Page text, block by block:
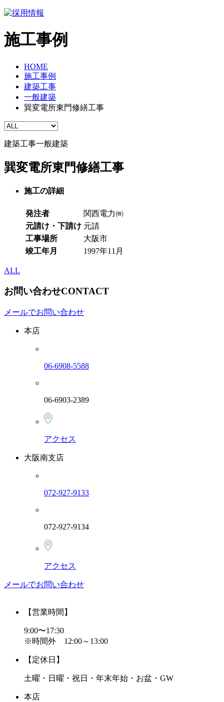
施工事例
HOME
施工事例
建築工事
一般建築
巽変電所東門修繕工事
建築工事一般建築
巽変電所東門修繕工事
施工の詳細
発注者
関西電力㈱
元請け・下請け 元請
工事場所
大阪市
竣工年月
1997年11月
ALL
お問い合わせCONTACT
メールでお問い合わせ
本店
06-6908-5588
06-6903-2389
アクセス
大阪南支店
072-927-9133
072-927-9134
アクセス
メールでお問い合わせ
【営業時間】
9:00〜17:30
※時間外 12:00～13:00
【定休日】
土曜・日曜・祝日・年末年始・お盆・GW
本店